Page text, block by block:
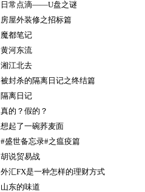
日常点滴——U盘之谜
房屋外装修之招标篇
魔都笔记
黄河东流
湘江北去
被封杀的隔离日记之终结篇
隔离日记
真的？假的？
想起了一碗荞麦面
#盛世备忘录#之瘟疫篇
胡说贸易战
外汇FX是一种怎样的理财方式
山东的味道